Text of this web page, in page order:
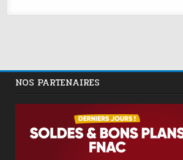
NOS PARTENAIRES